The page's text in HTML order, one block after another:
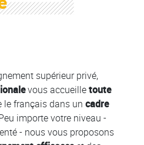
supérieur privé,
vous accueilletoute
français dans un cadre
importe votre niveau -
- nous vous proposons